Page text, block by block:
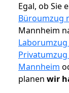
Egal, ob Sie
Büroumzug
Mannheim
Mannheim
planen wir